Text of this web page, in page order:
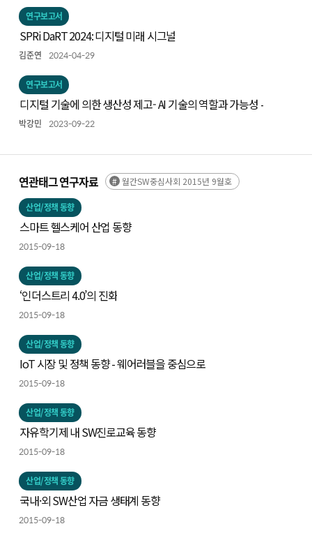
연구보고서
SPRi DaRT 2024: 디지털 미래 시그널
김준연 2024-04-29
연구보고서
디지털 기술에 의한 생산성 제고- AI 기술의 역할과 가능성 -
박강민 2023-09-22
연관태그 연구자료 월간SW중심사회 2015년 9월호
산업/정책 동향
스마트 헬스케어 산업 동향
2015-09-18
산업/정책 동향
‘인더스트리 4.0’의 진화
2015-09-18
산업/정책 동향
IoT 시장 및 정책 동향 - 웨어러블을 중심으로
2015-09-18
산업/정책 동향
자유학기제 내 SW진로교육 동향
2015-09-18
산업/정책 동향
국내·외 SW산업 자금 생태계 동향
2015-09-18